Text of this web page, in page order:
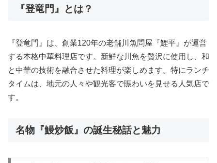
『登竜門』とは？
『登竜門』は、創業120年の老舗川魚問屋『鯉平』が運営
する本格中華料理店です。新鮮な川魚を贅沢に使用し、和
と中華の技術を融合させた料理が楽しめます。特にランチ
タイムは、地元の人々や観光客で賑わいを見せる人気店で
す。
名物『鰻炒飯』の誕生秘話と魅力